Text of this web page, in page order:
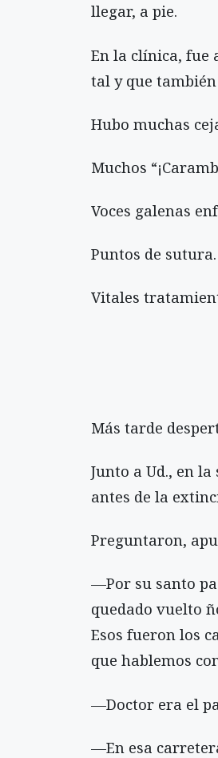
llegar, a pie.
En la clínica, fue
tal y que
Hubo muchas
Muchos
Voces galenas
Puntos de sutura.
Vitales
Más tarde
Junto a Ud., en
antes de la
Preguntaron,
—Por su santo
quedado vuelto
Esos fueron los
que hablemos
—Doctor era el
—En esa